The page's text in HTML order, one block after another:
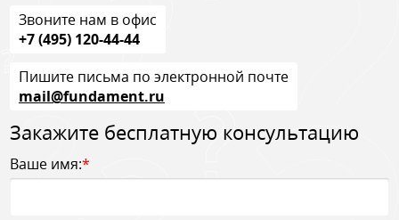
Звоните нам в офис
+7 (495) 120-44-44
Пишите письма по электронной почте
mail@fundament.ru
Закажите бесплатную консультацию
Ваше имя:*